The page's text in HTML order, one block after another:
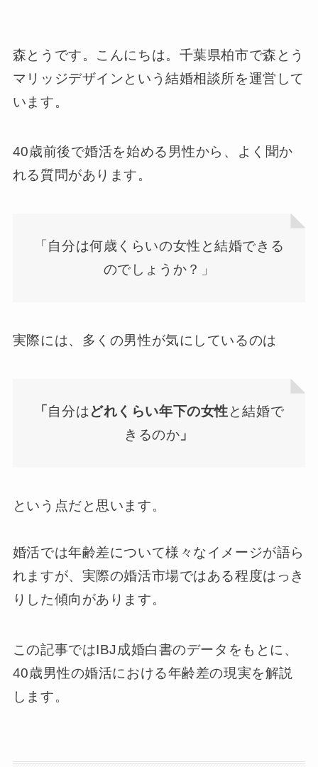
森とうです。こんにちは。千葉県柏市で森とう
マリッジデザインという結婚相談所を運営して
います。
40歳前後で婚活を始める男性から、よく聞か
れる質問があります。
「自分は何歳くらいの女性と結婚できる
のでしょうか？」
実際には、多くの男性が気にしているのは
「 自分はどれくらい年下の女性と結婚で
きるのか 」
という点だと思います。
婚活では年齢差について様々なイメージが語ら
れますが、実際の婚活市場ではある程度はっき
りした傾向があります。
この記事ではIBJ成婚白書のデータをもとに、
40歳男性の婚活における年齢差の現実を解説
します。